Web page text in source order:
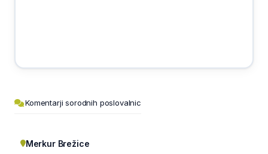
Komentarji sorodnih poslovalnic
Merkur Brežice